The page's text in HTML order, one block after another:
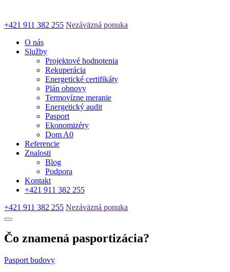
+421 911 382 255 Nezáväzná ponuka
O nás
Služby
Projektové hodnotenia
Rekuperácia
Energetické certifikáty
Plán obnovy
Termovízne meranie
Energetický audit
Pasport
Ekonomizéry
Dom A0
Referencie
Znalosti
Blog
Podpora
Kontakt
+421 911 382 255
+421 911 382 255 Nezáväzná ponuka
Čo znamená pasportizácia?
Pasport budovy